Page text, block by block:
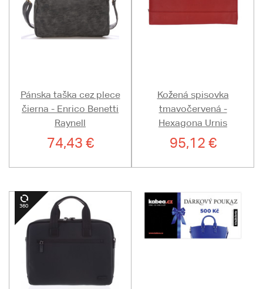
Pánska taška cez plece
čierna - Enrico Benetti
Raynell
74,43 €
Kožená spisovka
tmavočervená -
Hexagona Urnis
95,12 €